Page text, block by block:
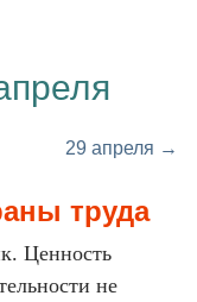
29 апреля →
труда
Ценность
не